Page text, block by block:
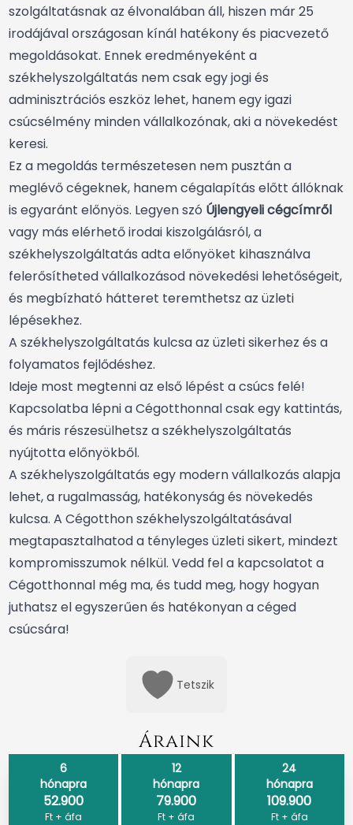
szolgáltatásnak az élvonalában áll, hiszen már 25
irodájával országosan kínál hatékony és piacvezető
megoldásokat. Ennek eredményeként a
székhelyszolgáltatás nem csak egy jogi és
adminisztrációs eszköz lehet, hanem egy igazi
csúcsélmény minden vállalkozónak, aki a növekedést
keresi.
Ez a megoldás természetesen nem pusztán a
meglévő cégeknek, hanem cégalapítás előtt állóknak
is egyaránt előnyös. Legyen szó Újlengyeli cégcímről
vagy más elérhető irodai kiszolgálásról, a
székhelyszolgáltatás adta előnyöket kihasználva
felerősítheted vállalkozásod növekedési lehetőségeit,
és megbízható hátteret teremthetsz az üzleti
lépésekhez.
A székhelyszolgáltatás kulcsa az üzleti sikerhez és a
folyamatos fejlődéshez.
Ideje most megtenni az első lépést a csúcs felé!
Kapcsolatba lépni a Cégotthonnal csak egy kattintás,
és máris részesülhetsz a székhelyszolgáltatás
nyújtotta előnyökből.
A székhelyszolgáltatás egy modern vállalkozás alapja
lehet, a rugalmasság, hatékonyság és növekedés
kulcsa. A Cégotthon székhelyszolgáltatásával
megtapasztalhatod a tényleges üzleti sikert, mindezt
kompromisszumok nélkül. Vedd fel a kapcsolatot a
Cégotthonnal még ma, és tudd meg, hogy hogyan
juthatsz el egyszerűen és hatékonyan a céged
csúcsára!
Tetszik
Áraink
6
hónapra
52.900
Ft + áfa
12
hónapra
79.900
Ft + áfa
24
hónapra
109.900
Ft + áfa